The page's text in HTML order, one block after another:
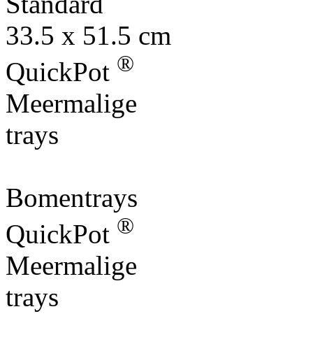
33.5 x 51.5 cm
QuickPot ®
Meermalige
trays
Bomentrays
QuickPot ®
Meermalige
trays